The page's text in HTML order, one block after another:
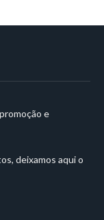
e
deixamos aqui o